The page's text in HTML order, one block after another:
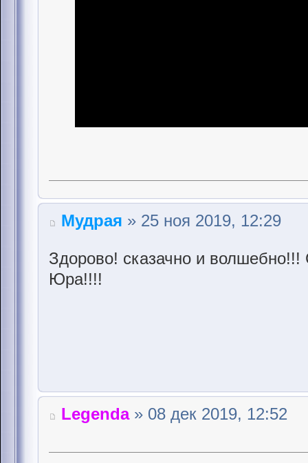
Мудрая » 25 ноя 2019, 12:29
Здорово! сказачно и
Юра!!!!
Legenda» 08 дек 2019, 12:52